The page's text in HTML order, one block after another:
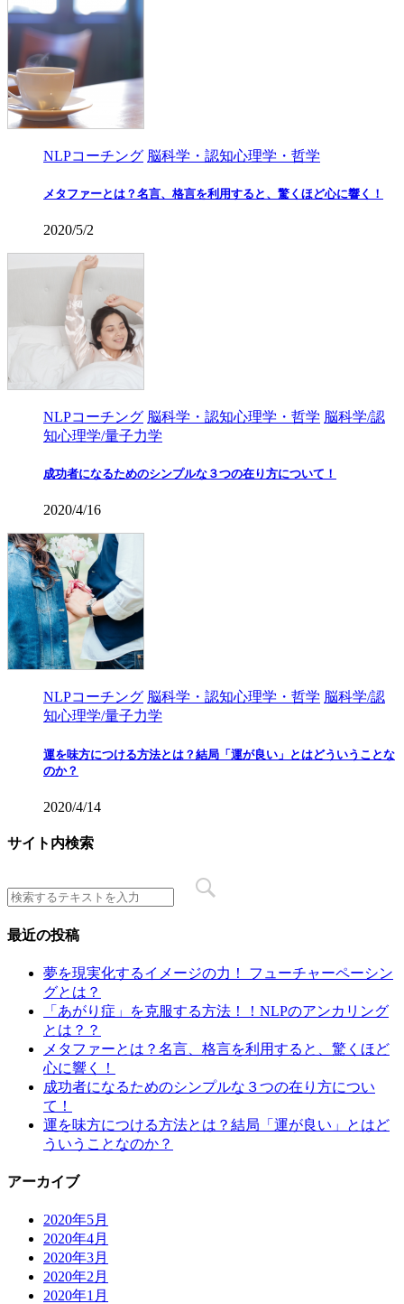
NLPコーチング 脳科学・認知心理学・哲学
メタファーとは？名言、格言を利用すると、驚くほど心に響く！
2020/5/2
NLPコーチング 脳科学・認知心理学・哲学 脳科学/認
知心理学/量子力学
成功者になるためのシンプルな３つの在り方について！
2020/4/16
NLPコーチング 脳科学・認知心理学・哲学 脳科学/認
知心理学/量子力学
運を味方につける方法とは？結局「運が良い」とはどういうことな
のか？
2020/4/14
サイト内検索
最近の投稿
夢を現実化するイメージの力！ フューチャーペーシン
グとは？
「あがり症」を克服する方法！！NLPのアンカリング
とは？？
メタファーとは？名言、格言を利用すると、驚くほど
心に響く！
成功者になるためのシンプルな３つの在り方につい
て！
運を味方につける方法とは？結局「運が良い」とはど
ういうことなのか？
アーカイブ
2020年5月
2020年4月
2020年3月
2020年2月
2020年1月